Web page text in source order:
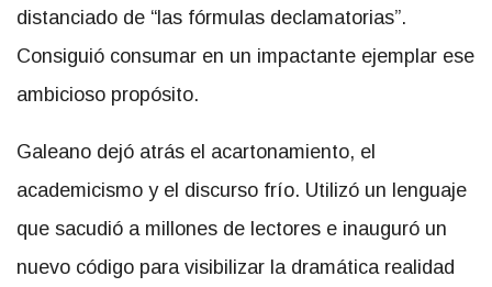
distanciado de “las fórmulas declamatorias”.
Consiguió consumar en un impactante ejemplar ese
ambicioso propósito.
Galeano dejó atrás el acartonamiento, el
academicismo y el discurso frío. Utilizó un lenguaje
que sacudió a millones de lectores e inauguró un
nuevo código para visibilizar la dramática realidad